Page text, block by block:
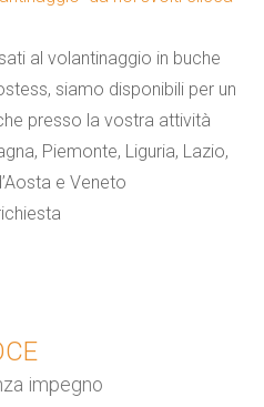
al volantinaggio in buche
siamo disponibili per un
presso la vostra attività
Piemonte, Liguria, Lazio,
e Veneto
impegno